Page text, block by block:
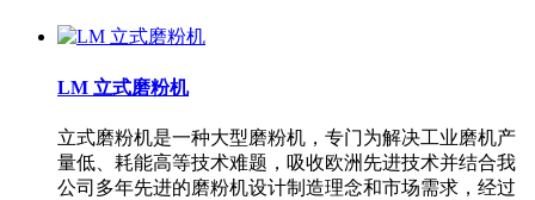
LM 立式磨粉机
立式磨粉机是一种大型磨粉机，专门为解决工业磨机产
量低、耗能高等技术难题，吸收欧洲先进技术并结合我
公司多年先进的磨粉机设计制造理念和市场需求，经过